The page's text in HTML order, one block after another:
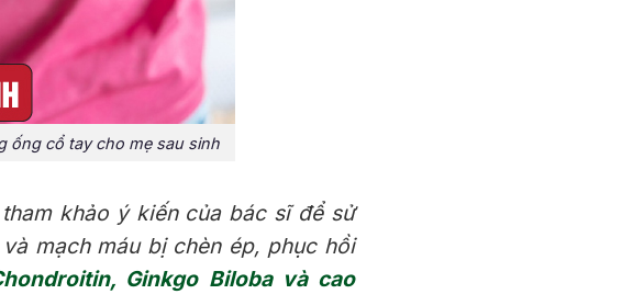
ống cổ tay cho mẹ sau sinh
khảo ý kiến của bác sĩ để sử
mạch máu bị chèn ép, phục hồi
Ginkgo Biloba và cao